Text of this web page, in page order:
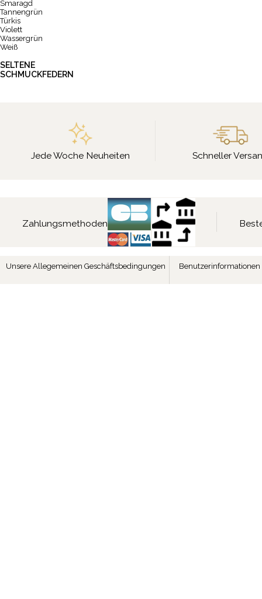
Smaragd
Tannengrün
Türkis
Violett
Wassergrün
Weiß
SELTENE
SCHMUCKFEDERN
Jede Woche Neuheiten Schneller
Zahlungsmethoden
Unsere Allegemeinen Geschäftsbedingungen Benutzerinformationen